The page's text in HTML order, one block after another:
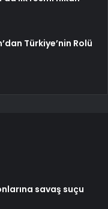
Türkiye’nin Rolü
savaş suçu